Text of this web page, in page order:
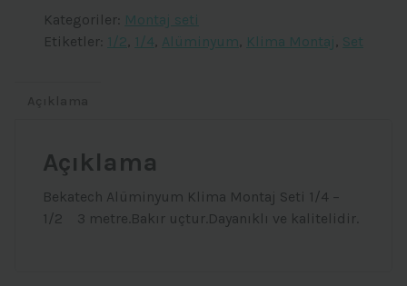
Seti
3
adet
Kategoriler: Montaj seti
Etiketler: 1/2, 1/4, Alüminyum, Klima Montaj , Set
Açıklama
Bekatech Alüminyum Klima Montaj Seti 1/4 –
1/2 3 metre.Bakır uçtur.Dayanıklı ve kalitelidir.